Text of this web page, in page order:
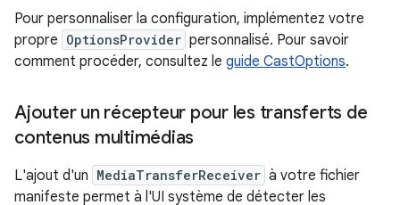
Pour personnaliser la configuration, implémentez votre
propre OptionsProvider personnalisé. Pour savoir
comment procéder, consultez le guide CastOptions.
Ajouter un récepteur pour les transferts de
contenus multimédias
L'ajout d'un MediaTransferReceiver à votre fichier
manifeste permet à l'UI système de détecter les